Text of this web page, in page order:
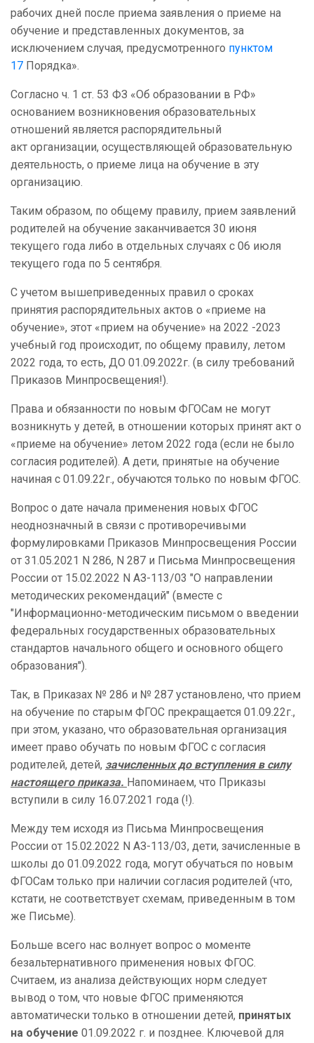
рабочих дней после приема заявления о приеме на
обучение и представленных документов, за
исключением случая, предусмотренного пунктом
17 Порядка».
Согласно ч. 1 ст. 53 ФЗ «Об образовании в РФ»
основанием возникновения образовательных
отношений является распорядительный
акт организации, осуществляющей образовательную
деятельность, о приеме лица на обучение в эту
организацию.
Таким образом, по общему правилу, прием заявлений
родителей на обучение заканчивается 30 июня
текущего года либо в отдельных случаях с 06 июля
текущего года по 5 сентября.
С учетом вышеприведенных правил о сроках
принятия распорядительных актов о «приеме на
обучение», этот «прием на обучение» на 2022 -2023
учебный год происходит, по общему правилу, летом
2022 года, то есть, ДО 01.09.2022г. (в силу требований
Приказов Минпросвещения!).
Права и обязанности по новым ФГОСам не могут
возникнуть у детей, в отношении которых принят акт о
«приеме на обучение» летом 2022 года (если не было
согласия родителей). А дети, принятые на обучение
начиная с 01.09.22г., обучаются только по новым ФГОС.
Вопрос о дате начала применения новых ФГОС
неоднозначный в связи с противоречивыми
формулировками Приказов Минпросвещения России
от 31.05.2021 N 286, N 287 и Письма Минпросвещения
России от 15.02.2022 N АЗ-113/03 "О направлении
методических рекомендаций" (вместе с
"Информационно-методическим письмом о введении
федеральных государственных образовательных
стандартов начального общего и основного общего
образования").
Так, в Приказах № 286 и № 287 установлено, что прием
на обучение по старым ФГОС прекращается 01.09.22г.,
при этом, указано, что образовательная организация
имеет право обучать по новым ФГОС с согласия
родителей, детей, зачисленных до вступления в силу
настоящего приказа. Напоминаем, что Приказы
вступили в силу 16.07.2021 года (!).
Между тем исходя из Письма Минпросвещения
России от 15.02.2022 N АЗ-113/03, дети, зачисленные в
школы до 01.09.2022 года, могут обучаться по новым
ФГОСам только при наличии согласия родителей (что,
кстати, не соответствует схемам, приведенным в том
же Письме).
Больше всего нас волнует вопрос о моменте
безальтернативного применения новых ФГОС.
Считаем, из анализа действующих норм следует
вывод о том, что новые ФГОС применяются
автоматически только в отношении детей, принятых
на обучение 01.09.2022 г. и позднее. Ключевой для